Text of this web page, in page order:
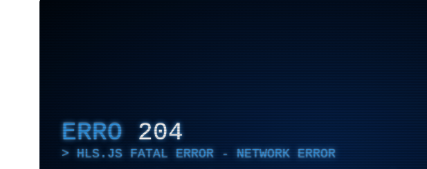
ERRO 204
HLS.JS FATAL ERROR - NETWORK ERROR